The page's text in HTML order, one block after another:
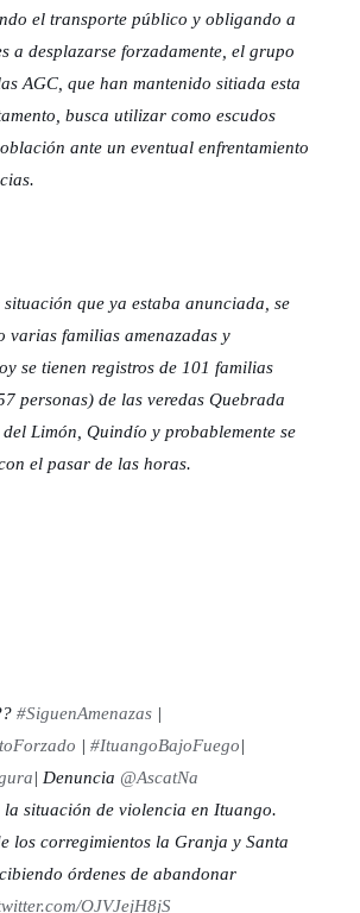
el transporte público y obligando a
a desplazarse forzadamente, el grupo
AGC, que han mantenido sitiada esta
busca utilizar como escudos
ante un eventual enfrentamiento
situación que ya estaba anunciada, se
varias familias amenazadas y
se tienen registros de 101 familias
personas) de las veredas Quebrada
Limón, Quindío y probablemente se
el pasar de las horas.
#SiguenAmenazas|
| #ItuangoBajoFuego|
| Denuncia @AscatNa
la situación de violencia en Ituango.
los corregimientos la Granja y Santa
órdenes de abandonar
OJVJejH8jS